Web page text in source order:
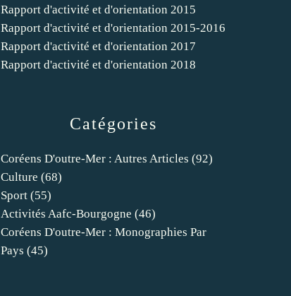
Catégories
Coréens D'outre-Mer : Autres Articles (92)
Culture (68)
Sport (55)
Activités Aafc-Bourgogne (46)
Coréens D'outre-Mer : Monographies Par
Pays (45)
Rapport d'activité et d'orientation 2015
Rapport d'activité et d'orientation 2015-2016
Rapport d'activité et d'orientation 2017
Rapport d'activité et d'orientation 2018